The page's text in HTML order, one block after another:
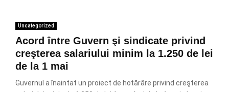
Uncategorized
Acord între Guvern şi sindicate privind
creşterea salariului minim la 1.250 de lei
de la 1 mai
Guvernul a înaintat un proiect de hotărâre privind creşterea